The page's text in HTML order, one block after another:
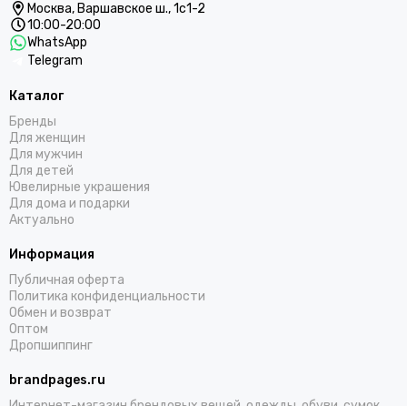
Москва, Варшавское ш., 1с1-2
10:00-20:00
WhatsApp
Telegram
Каталог
Бренды
Для женщин
Для мужчин
Для детей
Ювелирные украшения
Для дома и подарки
Актуально
Информация
Публичная оферта
Политика конфиденциальности
Обмен и возврат
Оптом
Дропшиппинг
brandpages.ru